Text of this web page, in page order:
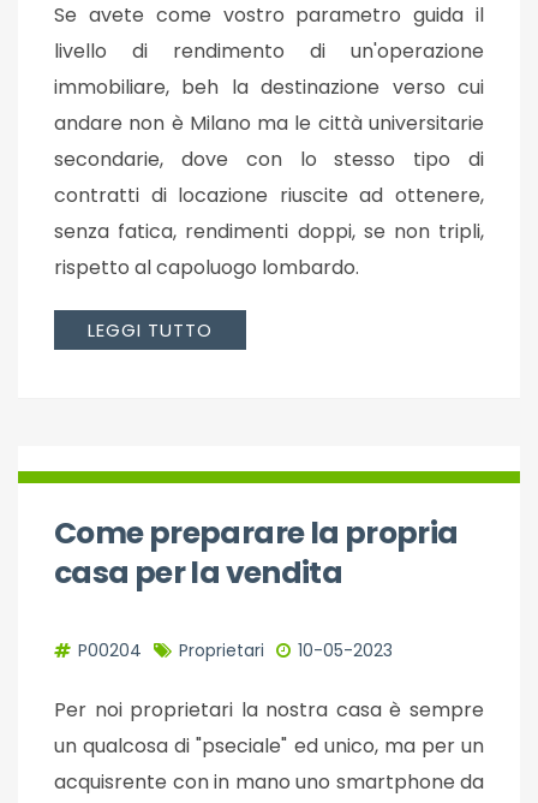
Se avete come vostro parametro guida il
livello di rendimento di un'operazione
immobiliare, beh la destinazione verso cui
andare non è Milano ma le città universitarie
secondarie, dove con lo stesso tipo di
contratti di locazione riuscite ad ottenere,
senza fatica, rendimenti doppi, se non tripli,
rispetto al capoluogo lombardo.
LEGGI TUTTO
Come preparare la propria
casa per la vendita
P00204 Proprietari 10-05-2023
Per noi proprietari la nostra casa è sempre
un qualcosa di "pseciale" ed unico, ma per un
acquisrente con in mano uno smartphone da